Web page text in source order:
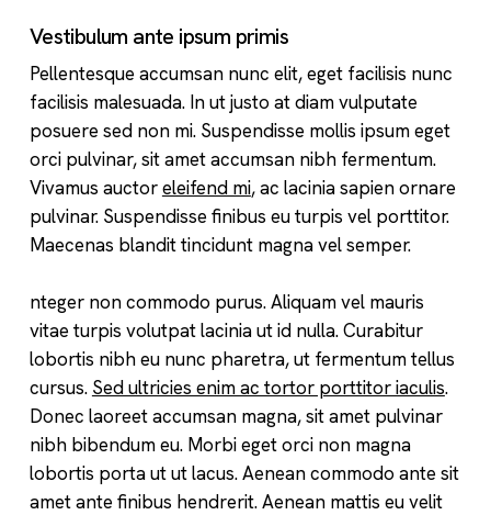
Vestibulum ante ipsum primis
Pellentesque accumsan nunc elit, eget facilisis nunc
facilisis malesuada. In ut justo at diam vulputate
posuere sed non mi. Suspendisse mollis ipsum eget
orci pulvinar, sit amet accumsan nibh fermentum.
Vivamus auctoreleifend mi, ac lacinia sapien ornare
pulvinar. Suspendisse finibus eu turpis vel porttitor.
Maecenas blandit tincidunt magna vel semper.
nteger non commodo purus. Aliquam vel mauris
vitae turpis volutpat lacinia ut id nulla. Curabitur
lobortis nibh eu nunc pharetra, ut fermentum tellus
cursus. Sed ultricies enim ac tortor porttitor iaculis.
Donec laoreet accumsan magna, sit amet pulvinar
nibh bibendum eu. Morbi eget orci non magna
lobortis porta ut ut lacus. Aenean commodo ante sit
amet ante finibus hendrerit. Aenean mattis eu velit